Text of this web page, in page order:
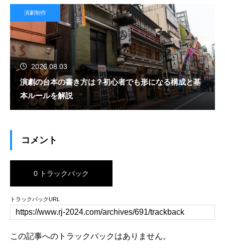
演劇制作
2026.08.03
演劇の台本の書き方は？初心者でも形になる構成と基
本ルールを解説
コメント
0 トラックバック
トラックバックURL
この記事へのトラックバックはありません。